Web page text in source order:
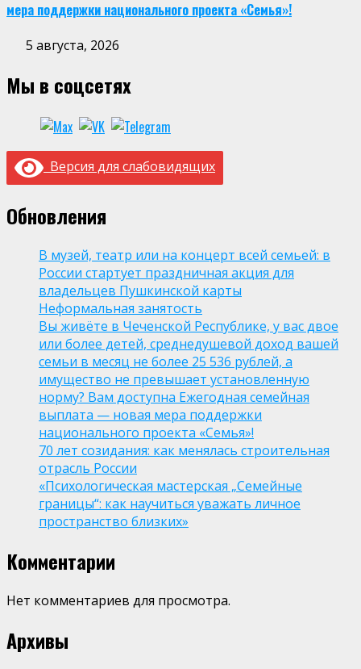
мера поддержки национального проекта «Семья»!
5 августа, 2026
Мы в соцсетях
Версия для слабовидящих
Обновления
В музей, театр или на концерт всей семьей: в
России стартует праздничная акция для
владельцев Пушкинской карты
Неформальная занятость
Вы живёте в Чеченской Республике, у вас двое
или более детей, среднедушевой доход вашей
семьи в месяц не более 25 536 рублей, а
имущество не превышает установленную
норму? Вам доступна Ежегодная семейная
выплата — новая мера поддержки
национального проекта «Семья»!
70 лет созидания: как менялась строительная
отрасль России
«Психологическая мастерская „Семейные
границы“: как научиться уважать личное
пространство близких»
Комментарии
Нет комментариев для просмотра.
Архивы